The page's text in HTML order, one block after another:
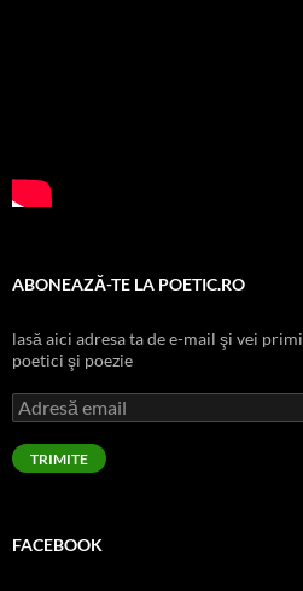
ABONEAZĂ-TE LA POETIC.RO
lasă aici adresa ta de e-mail şi vei
poetici şi poezie
Adresă
email
TRIMITE
FACEBOOK